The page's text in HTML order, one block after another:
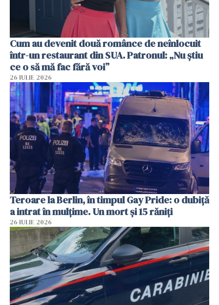
Cum au devenit două românce de neînlocuit
într-un restaurant din SUA. Patronul: „Nu știu
ce o să mă fac fără voi”
26 IULIE 2026
Teroare la Berlin, în timpul Gay Pride: o dubiță
a intrat în mulțime. Un mort și 15 răniți
26 IULIE 2026